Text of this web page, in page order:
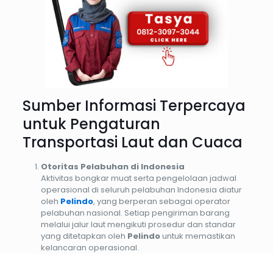
Sumber Informasi Terpercaya
untuk Pengaturan
Transportasi Laut dan Cuaca
Otoritas Pelabuhan di Indonesia
Aktivitas bongkar muat serta pengelolaan jadwal
operasional di seluruh pelabuhan Indonesia diatur
oleh Pelindo, yang berperan sebagai operator
pelabuhan nasional. Setiap pengiriman barang
melalui jalur laut mengikuti prosedur dan standar
yang ditetapkan oleh Pelindountuk memastikan
kelancaran operasional.